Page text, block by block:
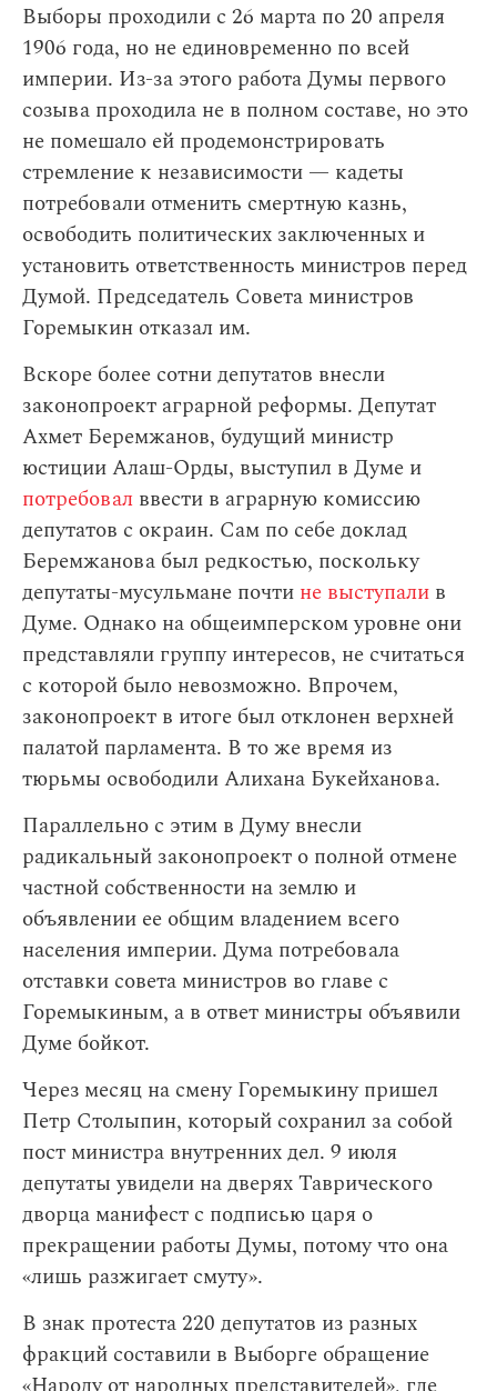
Выборы проходили с 26 марта по 20 апреля
1906 года, но не единовременно по всей
империи. Из-за этого работа Думы первого
созыва проходила не в полном составе, но это
не помешало ей продемонстрировать
стремление к независимости — кадеты
потребовали отменить смертную казнь,
освободить политических заключенных и
установить ответственность министров перед
Думой. Председатель Совета министров
Горемыкин отказал им.
Вскоре более сотни депутатов внесли
законопроект аграрной реформы. Депутат
Ахмет Беремжанов, будущий министр
юстиции Алаш-Орды, выступил в Думе и
потребовал ввести в аграрную комиссию
депутатов с окраин. Сам по себе доклад
Беремжанова был редкостью, поскольку
депутаты-мусульмане почти не выступали в
Думе. Однако на общеимперском уровне они
представляли группу интересов, не считаться
с которой было невозможно. Впрочем,
законопроект в итоге был отклонен верхней
палатой парламента. В то же время из
тюрьмы освободили Алихана Букейханова.
Параллельно с этим в Думу внесли
радикальный законопроект о полной отмене
частной собственности на землю и
объявлении ее общим владением всего
населения империи. Дума потребовала
отставки совета министров во главе с
Горемыкиным, а в ответ министры объявили
Думе бойкот.
Через месяц на смену Горемыкину пришел
Петр Столыпин, который сохранил за собой
пост министра внутренних дел. 9 июля
депутаты увидели на дверях Таврического
дворца манифест с подписью царя о
прекращении работы Думы, потому что она
«лишь разжигает смуту».
В знак протеста 220 депутатов из разных
фракций составили в Выборге обращение